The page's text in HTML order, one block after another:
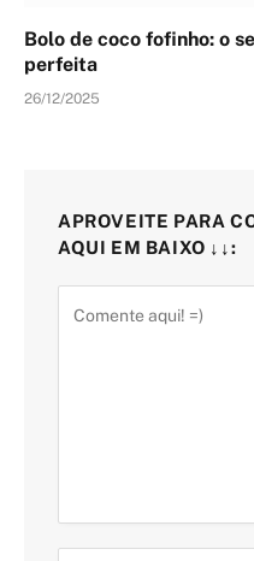
Bolo de coco fofinho: o
perfeita
26/12/2025
APROVEITE PARA
AQUI EM BAIXO ↓↓: